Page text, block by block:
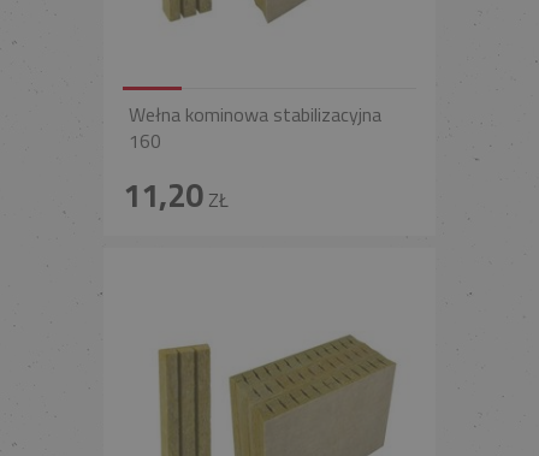
Wełna kominowa stabilizacyjna
160
11,20ZŁ